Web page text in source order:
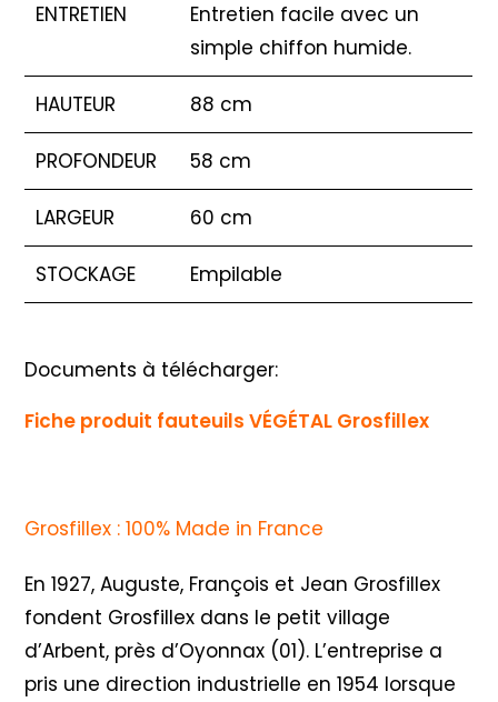
ENTRETIEN
Entretien facile avec un
simple chiffon humide.
HAUTEUR 88 cm
PROFONDEUR 58 cm
LARGEUR 60 cm
STOCKAGE Empilable
Documents à télécharger:
Fiche produit fauteuils VÉGÉTAL Grosfillex
Grosfillex : 100% Made in France
En 1927, Auguste, François et Jean Grosfillex
fondent Grosfillex dans le petit village
d’Arbent, près d’Oyonnax (01). L’entreprise a
pris une direction industrielle en 1954 lorsque